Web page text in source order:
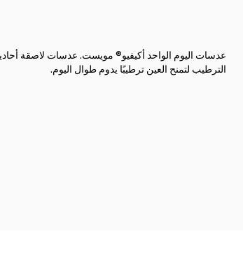
عدسات اليوم الواحد أكيفيو® مويست. عدسات لاصقة
الترطيب لتمنح العين ترطيبًا يدوم طوال اليوم.